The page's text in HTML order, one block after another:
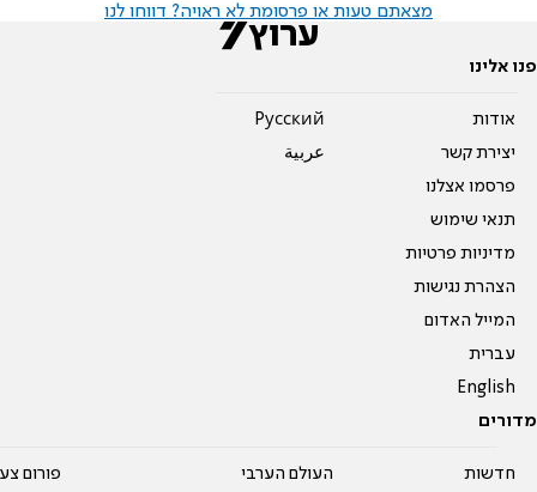
מצאתם טעות או פרסומת לא ראויה? דווחו לנו
פנו אלינו
אודות
יצירת קשר
פרסמו אצלנו
תנאי שימוש
מדיניות פרטיות
הצהרת נגישות
המייל האדום
עברית
English
Pусский
عربية
מדורים
חדשות
העולם הערבי
פורום